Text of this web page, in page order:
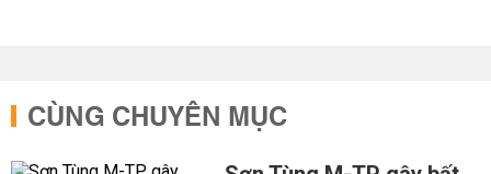
CÙNG CHUYÊN MỤC